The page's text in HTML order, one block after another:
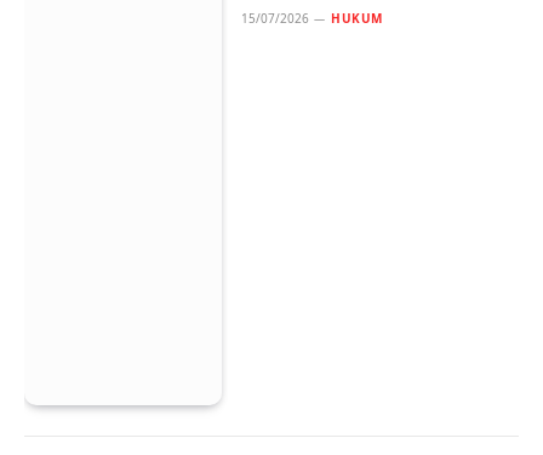
15/07/2026 HUKUM